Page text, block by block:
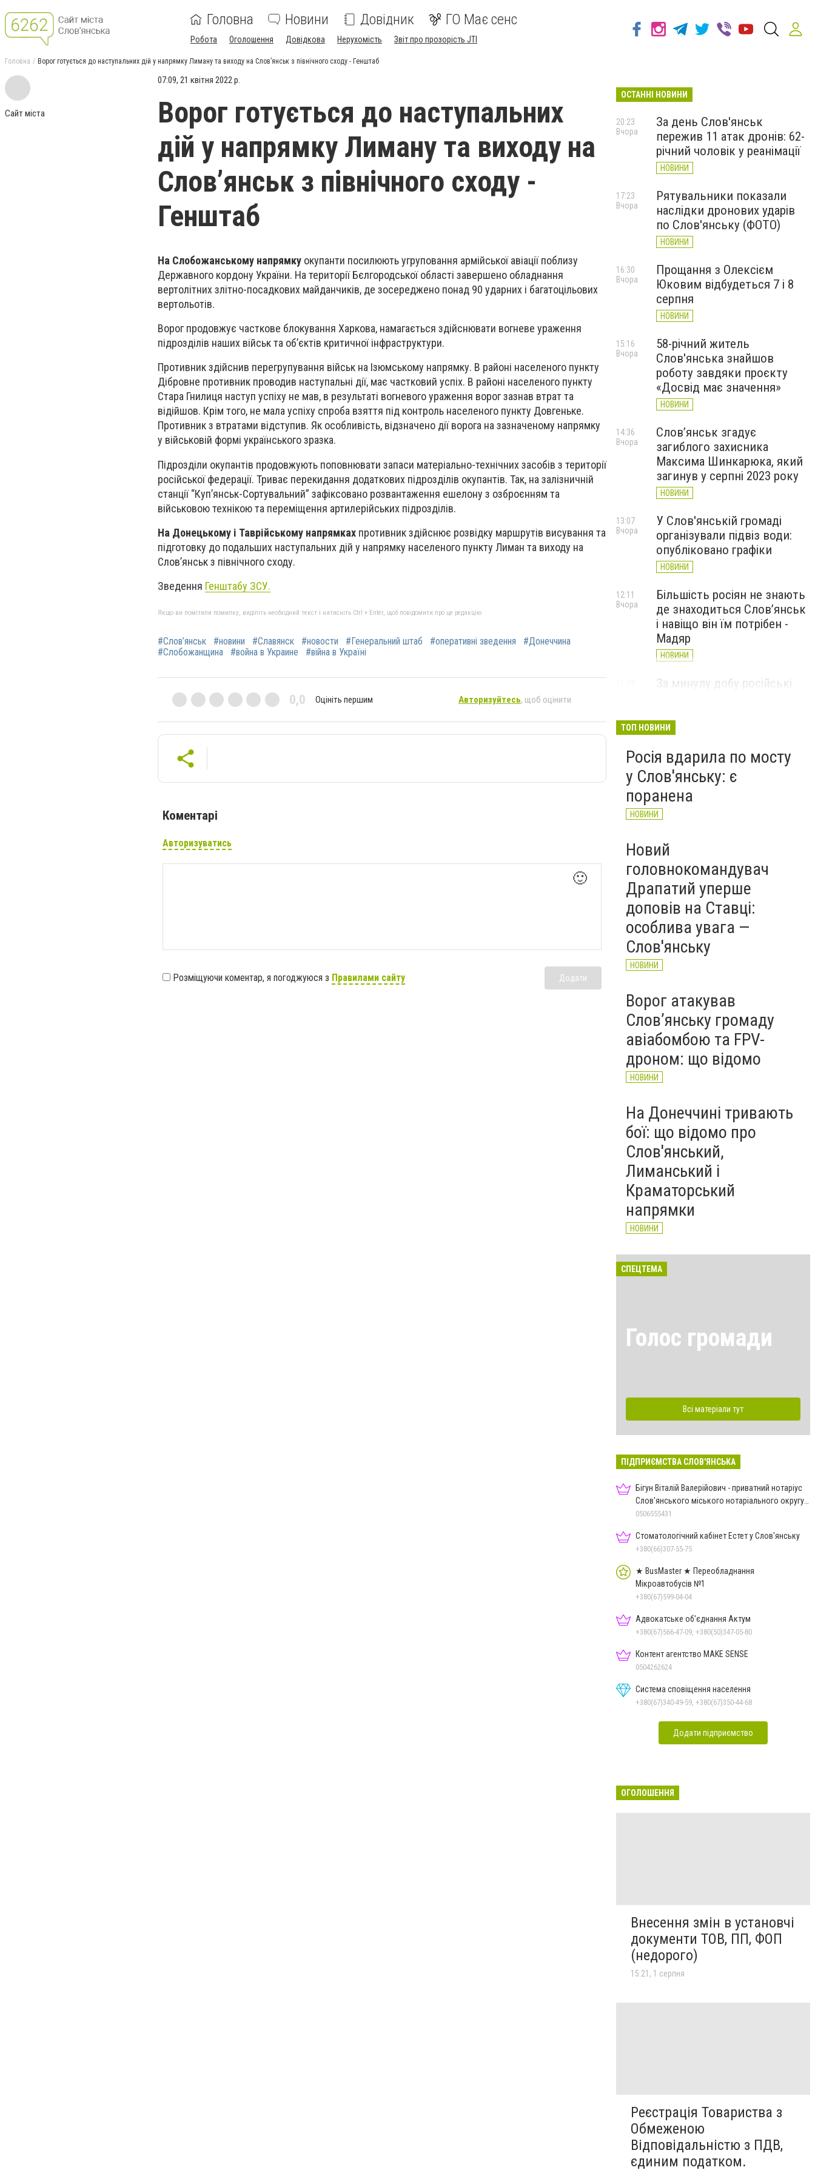
Головна Новини Довідник ГО Має сенс
Робота Оголошення Довідкова Нерухомість Звіт про прозорість JTI
Головна Ворог готується до наступальних дій у напрямку Лиману та виходу на Слов’янськ з північного сходу - Генштаб
Сайт міста
07:09, 21 квітня 2022 р.
Ворог готується до наступальних
дій у напрямку Лиману та виходу на
Слов’янськ з північного сходу -
Генштаб
На Слобожанському напрямку окупанти посилюють угруповання армійської авіації поблизу
Державного кордону України. На території Бєлгородської області завершено обладнання
вертолітних злітно-посадкових майданчиків, де зосереджено понад 90 ударних і багатоцільових
вертольотів.
Ворог продовжує часткове блокування Харкова, намагається здійснювати вогневе ураження
підрозділів наших військ та об’єктів критичної інфраструктури.
Противник здійснив перегрупування військ на Ізюмському напрямку. В районі населеного пункту
Дібровне противник проводив наступальні дії, має частковий успіх. В районі населеного пункту
Стара Гнилиця наступ успіху не мав, в результаті вогневого ураження ворог зазнав втрат та
відійшов. Крім того, не мала успіху спроба взяття під контроль населеного пункту Довгеньке.
Противник з втратами відступив. Як особливість, відзначено дії ворога на зазначеному напрямку
у військовій формі українського зразка.
Підрозділи окупантів продовжують поповнювати запаси матеріально-технічних засобів з території
російської федерації. Триває перекидання додаткових підрозділів окупантів. Так, на залізничній
станції “Куп’янськ-Сортувальний” зафіксовано розвантаження ешелону з озброєнням та
військовою технікою та переміщення артилерійських підрозділів.
На Донецькому і Таврійському напрямках противник здійснює розвідку маршрутів висування та
підготовку до подальших наступальних дій у напрямку населеного пункту Лиман та виходу на
Слов’янськ з північного сходу.
Зведення Генштабу ЗСУ.
Якщо ви помітили помилку, виділіть необхідний текст і натисніть Ctrl + Enter, щоб повідомити про це редакцію
#Слов’янськ #новини #Славянск #новости #Генеральний штаб #оперативні зведення
#Донеччина
#Слобожанщина
#война в Украине #війна в Україні
0,0 Оцініть першим Авторизуйтесь, щоб оцінити
Коментарі
Авторизуватись
🙂
Розміщуючи коментар, я погоджуюся з Правилами сайту Додати
ОСТАННІ НОВИНИ
За день Слов'янськ
пережив 11 атак дронів: 62-
річний чоловік у реанімації
НОВИНИ
20:23
Вчора
Рятувальники показали
наслідки дронових ударів
по Слов'янську (ФОТО)
НОВИНИ
17:23
Вчора
Прощання з Олексієм
Юковим відбудеться 7 і 8
серпня
НОВИНИ
16:30
Вчора
58-річний житель
Слов'янська знайшов
роботу завдяки проєкту
«Досвід має значення»
НОВИНИ
15:16
Вчора
Слов’янськ згадує
загиблого захисника
Максима Шинкарюка, який
загинув у серпні 2023 року
НОВИНИ
14:36
Вчора
У Слов'янській громаді
організували підвіз води:
опубліковано графіки
НОВИНИ
13:07
Вчора
Більшість росіян не знають
де знаходиться Слов’янськ
і навіщо він їм потрібен -
Мадяр
НОВИНИ
12:11
Вчора
За минулу добу російські
великої війни: 6 серпня
ТОП НОВИНИ
Росія вдарила по мосту
у Слов'янську: є
поранена
НОВИНИ
Новий
головнокомандувач
Драпатий уперше
доповів на Ставці:
особлива увага —
Слов'янську
НОВИНИ
Ворог атакував
Слов’янську громаду
авіабомбою та FPV-
дроном: що відомо
НОВИНИ
На Донеччині тривають
бої: що відомо про
Слов'янський,
Лиманський і
Краматорський
напрямки
НОВИНИ
СПЕЦТЕМА
Голос громади
Всі матеріали тут
ПІДПРИЄМСТВА СЛОВ'ЯНСЬКА
Бігун Віталій Валерійович - приватний нотаріус
Слов'янського міського нотаріального округу
Дон.обл.
0506555431
Стоматологічний кабінет Естет у Слов'янську
+380(66)307-55-75
★ BusMaster ★ Переобладнання
Мікроавтобусів №1
+380(67)599-04-04
Адвокатське об'єднання Актум
+380(67)566-47-09, +380(50)347-05-80
Контент агентство MAKE SENSE
0504262624
Система сповіщення населення
+380(67)340-49-59, +380(67)350-44-68
Додати підприємство
ОГОЛОШЕННЯ
Внесення змін в установчі
документи ТОВ, ПП, ФОП
(недорого)
15:21, 1 серпня
Реєстрація Товариства з
Обмеженою
Відповідальністю з ПДВ,
єдиним податком.